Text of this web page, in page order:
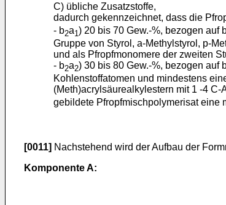
C) übliche Zusatzstoffe,
dadurch gekennzeichnet, dass die
- b2a1 ) 20 bis 70 Gew.-%, bezogen auf
Gruppe von Styrol, a-Methylstyrol, p-
und als Pfropfmonomere der zweiten
- b2a2) 30 bis 80 Gew.-%, bezogen auf
Kohlenstoffatomen und mindestens
(Meth)acrylsäurealkylestern mit 1 -4
gebildete Pfropfmischpolymerisat eine
[0011] Nachstehend wird der Aufbau der
Komponente A: